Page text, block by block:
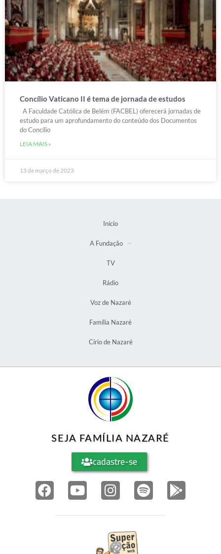
Concílio Vaticano II é tema de jornada de estudos
A Faculdade Católica de Belém (FACBEL) oferecerá jornadas de
estudo para um aprofundamento do conteúdo dos Documentos
do Concílio
LEIA MAIS »
13 de março de 2023
Início
A Fundação
TV
Rádio
Voz de Nazaré
Família Nazaré
Círio de Nazaré
SEJA FAMÍLIA NAZARÉ
cadastre-se